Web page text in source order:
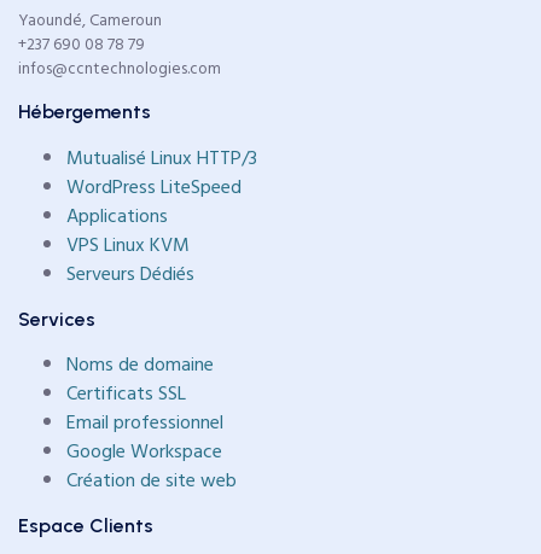
Yaoundé, Cameroun
+237 690 08 78 79
infos@ccntechnologies.com
Hébergements
Mutualisé Linux HTTP/3
WordPress LiteSpeed
Applications
VPS Linux KVM
Serveurs Dédiés
Services
Noms de domaine
Certificats SSL
Email professionnel
Google Workspace
Création de site web
Espace Clients